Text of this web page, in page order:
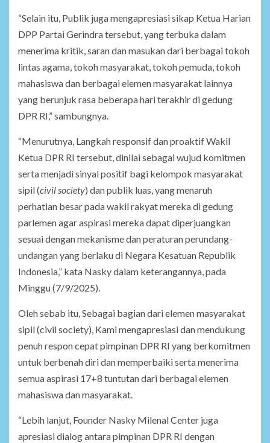
“Selain itu, Publik juga mengapresiasi sikap Ketua Harian
DPP Partai Gerindra tersebut, yang terbuka dalam
menerima kritik, saran dan masukan dari berbagai tokoh
lintas agama, tokoh masyarakat, tokoh pemuda, tokoh
mahasiswa dan berbagai elemen masyarakat lainnya
yang berunjuk rasa beberapa hari terakhir di gedung
DPR RI,” sambungnya.
“Menurutnya, Langkah responsif dan proaktif Wakil
Ketua DPR RI tersebut, dinilai sebagai wujud komitmen
serta menjadi sinyal positif bagi kelompok masyarakat
sipil (civil society) dan publik luas, yang menaruh
perhatian besar pada wakil rakyat mereka di gedung
parlemen agar aspirasi mereka dapat diperjuangkan
sesuai dengan mekanisme dan peraturan perundang-
undangan yang berlaku di Negara Kesatuan Republik
Indonesia,” kata Nasky dalam keterangannya, pada
Minggu (7/9/2025).
Oleh sebab itu, Sebagai bagian dari elemen masyarakat
sipil (civil society), Kami mengapresiasi dan mendukung
penuh respon cepat pimpinan DPR RI yang berkomitmen
untuk berbenah diri dan memperbaiki serta menerima
semua aspirasi 17+8 tuntutan dari berbagai elemen
mahasiswa dan masyarakat.
“Lebih lanjut, Founder Nasky Milenal Center juga
apresiasi dialog antara pimpinan DPR RI dengan